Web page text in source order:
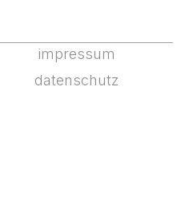
impressum
datenschutz